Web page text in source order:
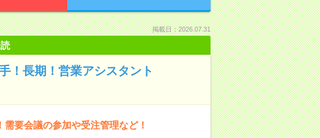
掲載日：2026.07.31
！長期！営業アシスタント
要会議の参加や受注管理など！